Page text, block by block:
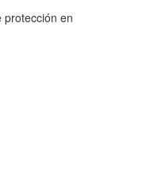
protección en